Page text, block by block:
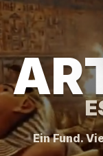
Buchen
Gutschein
Für Firmen
Online spielen
FAQ
Ein Fund.